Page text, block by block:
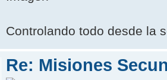
Controlando todo desde la
Re: Misiones